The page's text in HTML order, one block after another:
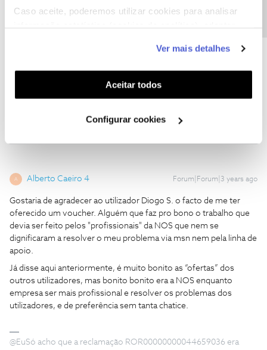
Caso aceite, poderemos utilizar cookies para analisar
funcionalidades (cookies de personalização e
funcionalidade) e adaptar anúncios aos seus interesses
(cookies de publicidade personalizada). Pode gerir a
utilização dos cookies clicando em "Configurar
Ver mais detalhes
Aceitar todos
Configurar cookies
@Jorge-00-,
A Alberto Caeiro 4 Forum|Forum|3 years ago
Gostaria de agradecer ao utilizador Diogo S. o facto de me ter
oferecido um voucher. Alguém que faz pro bono o trabalho que
devia ser feito pelos "profissionais" da NOS que nem se
dignificaram a resolver o meu problema via msn nem pela linha de
apoio.
Já disse aqui anteriormente, é muito bonito as “ofertas” dos
outros utilizadores, mas bonito bonito era a NOS enquanto
empresa ser mais profissional e resolver os problemas dos
utilizadores, e de preferência sem tanta chatice.
@EuSó acho que a reclamação ROR00000000044659036 era